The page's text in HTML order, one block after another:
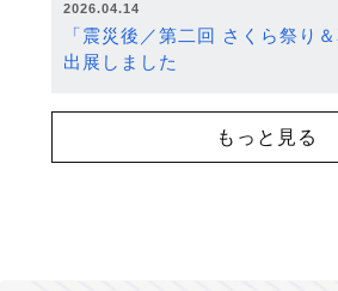
2026.04.14
「震災後／第二回 さくら祭り
出展しました
もっと見る